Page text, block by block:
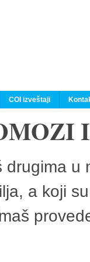
COI izveštaji
drugima
a koji